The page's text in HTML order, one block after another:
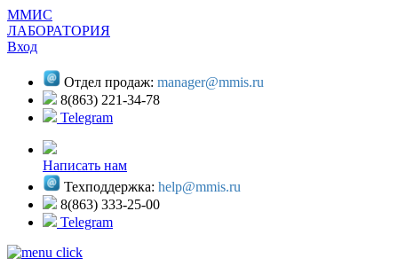
ММИС
ЛАБОРАТОРИЯ
Вход
Отдел продаж: manager@mmis.ru
8(863) 221-34-78
Telegram
Написать нам
Техподдержка: help@mmis.ru
8(863) 333-25-00
Telegram